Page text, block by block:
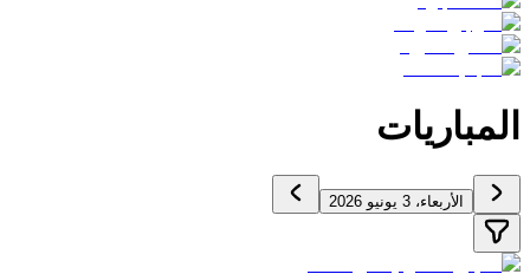
المباريات
الأربعاء، 3 يونيو 2026